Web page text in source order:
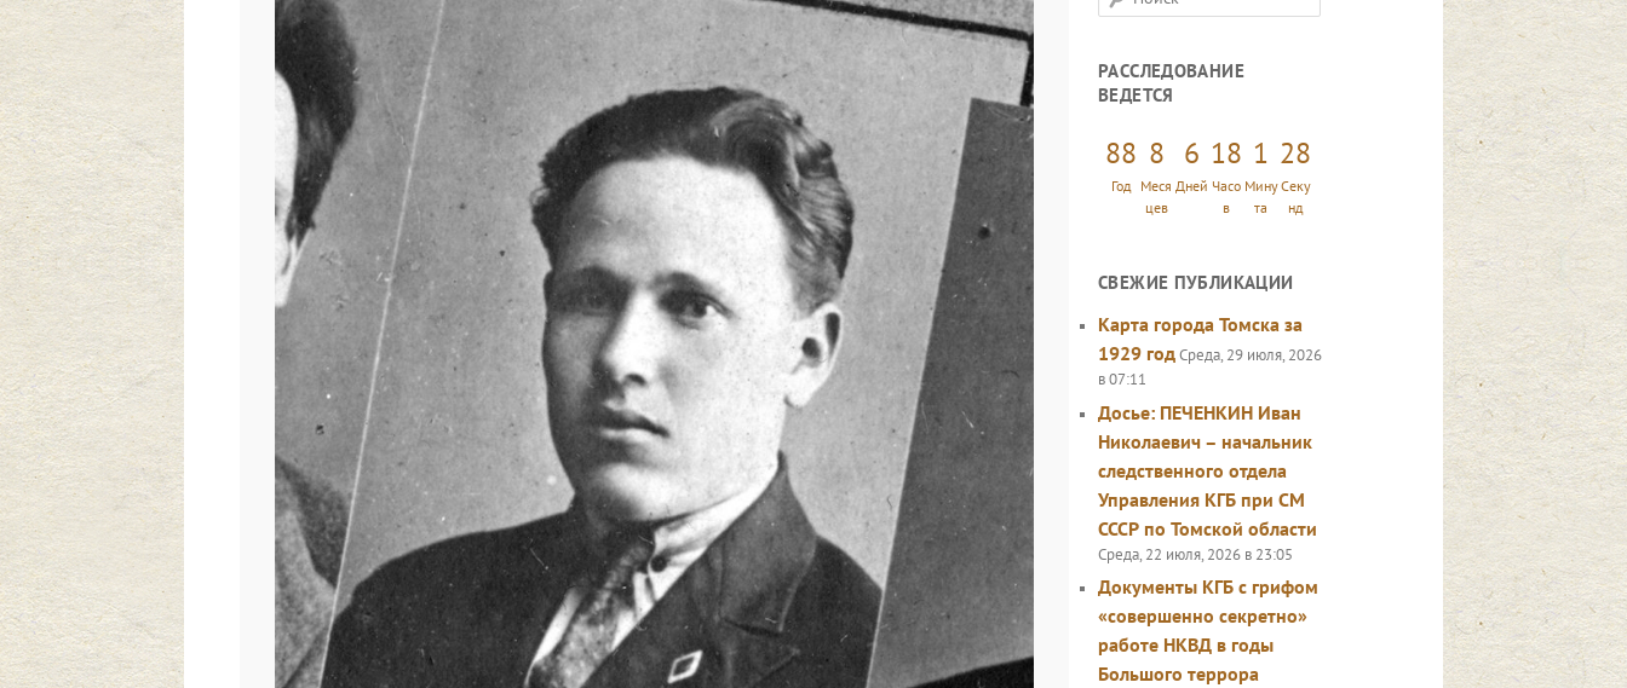
о
с
к
РАССЛЕДОВАНИЕ
ВЕДЕТСЯ
88
Год
8
Меся
цев
6
Дней
18
Часо
в
1
Мину
та
29
Секу
нд
СВЕЖИЕ ПУБЛИКАЦИИ
Карта города Томска за
1929 годСреда, 29 июля, 2026
в 07:11
Досье: ПЕЧЕНКИН Иван
Николаевич – начальник
следственного отдела
Управления КГБ при СМ
СССР по Томской области
Среда, 22 июля, 2026 в 23:05
Документы КГБ с грифом
«совершенно секретно»
работе НКВД в годы
Большого террора